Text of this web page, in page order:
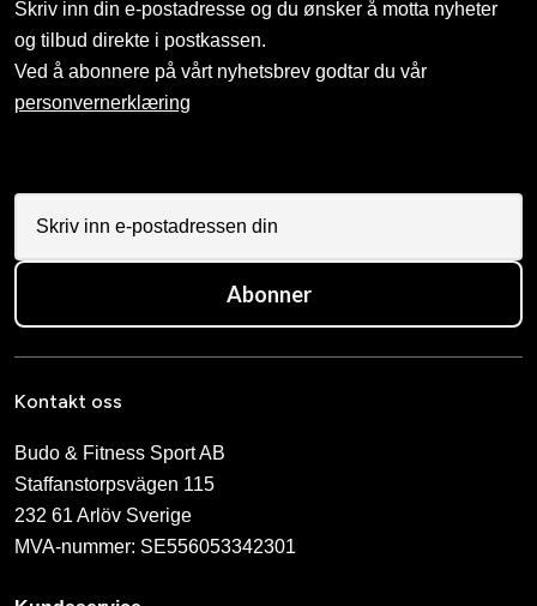
Skriv inn din e-postadresse og du ønsker å motta nyheter
og tilbud direkte i postkassen.
Ved å abonnere på vårt nyhetsbrev godtar du vår
personvernerklæring
Abonner
Kontakt oss
Budo & Fitness Sport AB
Staffanstorpsvägen 115
232 61 Arlöv Sverige
MVA-nummer: SE556053342301